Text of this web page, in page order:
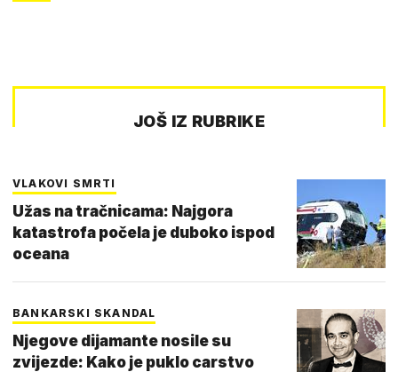
JOŠ IZ RUBRIKE
VLAKOVI SMRTI
Užas na tračnicama: Najgora
katastrofa počela je duboko ispod
oceana
BANKARSKI SKANDAL
Njegove dijamante nosile su
zvijezde: Kako je puklo carstvo